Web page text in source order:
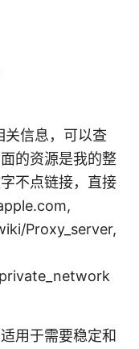
信息，可以查
的资源是我的整
不点链接，直接
Proxy_server,
用于需要稳定和